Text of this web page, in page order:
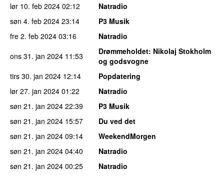
lør 10. feb 2024 02:12
Natradio
søn 4. feb 2024 23:14
P3 Musik
fre 2. feb 2024 03:16
Natradio
ons 31. jan 2024 11:53 Drømmeholdet: Nikolaj Stokholm
og godsvogne
tirs 30. jan 2024 12:14
Popdatering
lør 27. jan 2024 01:22
Natradio
søn 21. jan 2024 22:39
P3 Musik
søn 21. jan 2024 15:57
Du ved det
søn 21. jan 2024 09:14
WeekendMorgen
søn 21. jan 2024 04:40
Natradio
søn 21. jan 2024 00:25
Natradio